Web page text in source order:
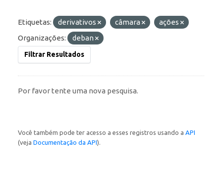
Etiquetas: derivativos câmara
ações
Organizações:
deban
Filtrar Resultados
Por favor tente uma nova pesquisa.
Você também pode ter acesso a esses registros usando a API
(veja Documentação da API).